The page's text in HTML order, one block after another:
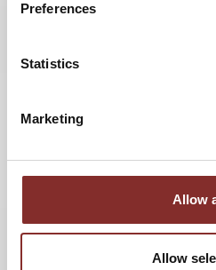
Preferences
Statistics
Marketing
Allow
Allow
WEITERE
LUST AUF
herrscht, leben in Freiheit mit
Wirtschaftswachstum und in
schätzen? Der Deutsche sieht
sehr kritisch und doch wollen